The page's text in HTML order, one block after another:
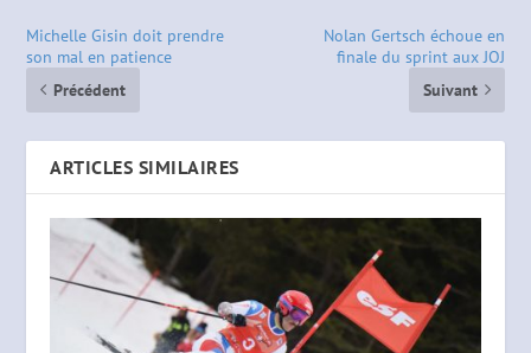
Michelle Gisin doit prendre
son mal en patience
Précédent
Nolan Gertsch échoue en
finale du sprint aux JOJ
Suivant
ARTICLES SIMILAIRES